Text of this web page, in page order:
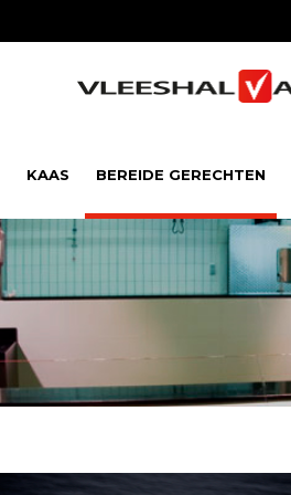
KAAS BEREIDE GERECHTEN